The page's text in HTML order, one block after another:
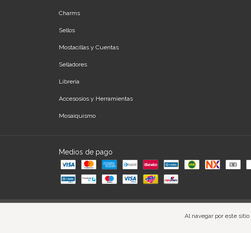
Al navegar por este sitio
Charms
Sellos
Mostacillas y Cuentas
Selladores
Librería
Accesosios y Herramientas
Mosaiquismo
Medios de pago